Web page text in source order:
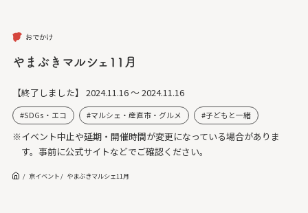
おでかけ
やまぶきマルシェ11月
【終了しました】 2024.11.16 ～ 2024.11.16
SDGs・エコ マルシェ・産直市・グルメ 子どもと一緒
※イベント中止や延期・開催時間が変更になっている場合がありま
す。事前に公式サイトなどでご確認ください。
京イベント やまぶきマルシェ11月